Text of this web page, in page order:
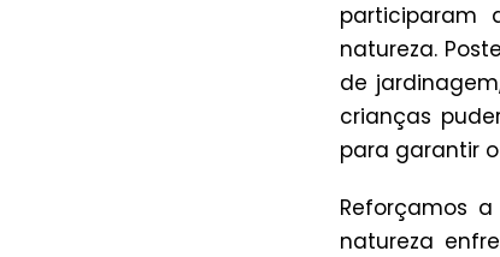
participaram
natureza.
de
crianças
para garantir
Reforçamos
natureza